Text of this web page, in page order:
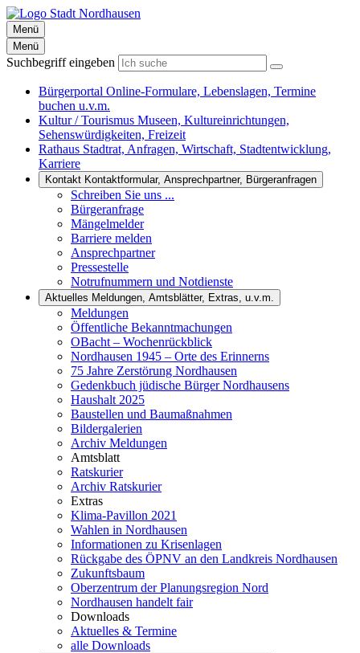
Menü
Menü
Suchbegriff eingeben
Bürgerportal Online-Formulare, Lebenslagen, Termine
buchen u.v.m.
Kultur / Tourismus Museen, Kultureinrichtungen,
Sehenswürdigkeiten, Freizeit
Rathaus Stadtrat, Anfragen, Wirtschaft, Stadtentwicklung,
Karriere
Kontakt Kontaktformular, Ansprechpartner, Bürgeranfragen
Schreiben Sie uns ...
Bürgeranfrage
Mängelmelder
Barriere melden
Ansprechpartner
Pressestelle
Notrufnummern und Notdienste
Aktuelles Meldungen, Amtsblätter, Extras, u.v.m.
Meldungen
Öffentliche Bekanntmachungen
OBacht – Wochenrückblick
Nordhausen 1945 – Orte des Erinnerns
75 Jahre Zerstörung Nordhausen
Gedenkbuch jüdische Bürger Nordhausens
Haushalt 2025
Baustellen und Baumaßnahmen
Bildergalerien
Archiv Meldungen
Amtsblatt
Ratskurier
Archiv Ratskurier
Extras
Klima-Pavillon 2021
Wahlen in Nordhausen
Informationen zu Krisenlagen
Rückgabe des ÖPNV an den Landkreis Nordhausen
Zukunftsbaum
Oberzentrum der Planungsregion Nord
Nordhausen handelt fair
Downloads
Aktuelles & Termine
alle Downloads